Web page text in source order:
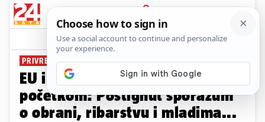
PRIJAVA
News Komentari
PRIVREMENI SPORAZUM
EU i Britanija su pred novim
početkom: Postignut sporazum
o obrani, ribarstvu i mladima...